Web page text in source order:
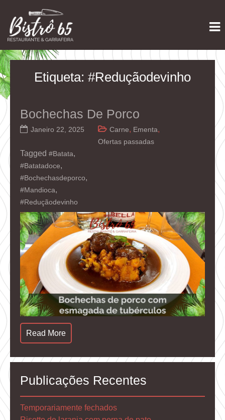
content
Bistrô 65
Restaurante e Garrafeira
Etiqueta: #Reduçãodevinho
Bochechas De Porco
Janeiro 22, 2025 Carne, Ementa,
Ofertas passadas
Tagged #Batata,
#Batatadoce,
#Bochechasdeporco,
#Mandioca,
#Reduçãodevinho
Read More
Publicações Recentes
Temporariamente fechados